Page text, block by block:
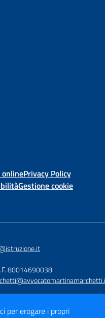
Privacy Policy
Gestione cookie
80014690038
Design by
Designers Italia
per erogare i propri